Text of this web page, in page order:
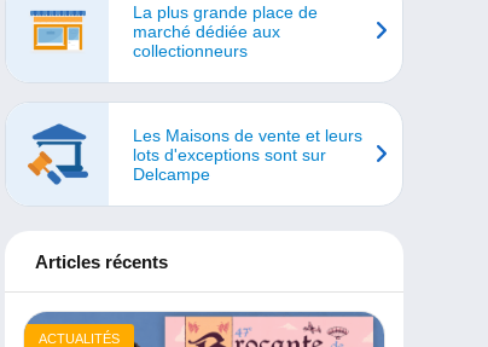
La plus grande place de
marché dédiée aux
collectionneurs
Les Maisons de vente et leurs
lots d'exceptions sont sur
Delcampe
Articles récents
ACTUALITÉS